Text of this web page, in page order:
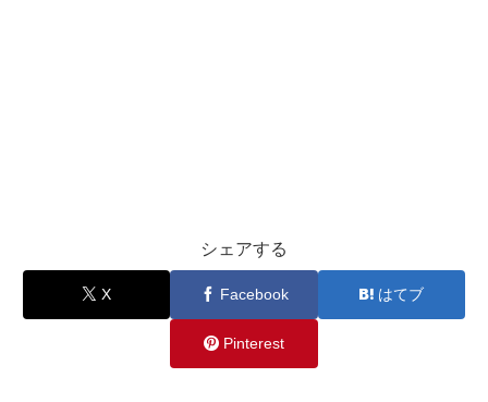
シェアする
X Facebook はてブ
Pinterest